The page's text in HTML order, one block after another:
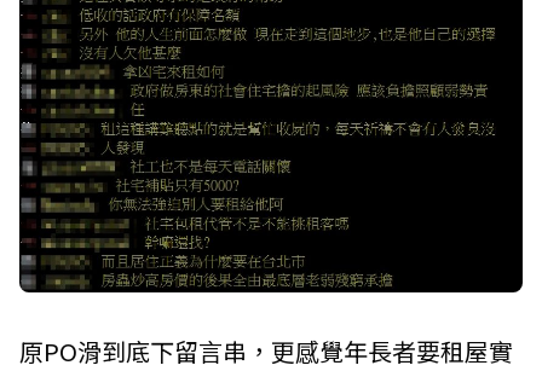
原PO滑到底下留言串，更感覺年長者要租屋實